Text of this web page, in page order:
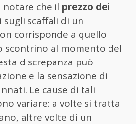
notare che il prezzo dei
sugli scaffali di un
corrisponde a quello
scontrino al momento del
discrepanza può
e la sensazione di
Le cause di tali
variare: a volte si tratta
altre volte di un